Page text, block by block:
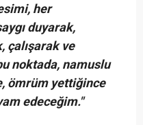
her
duyarak,
çalışarak ve
noktada, namuslu
ömrüm yettiğince
edeceğim."